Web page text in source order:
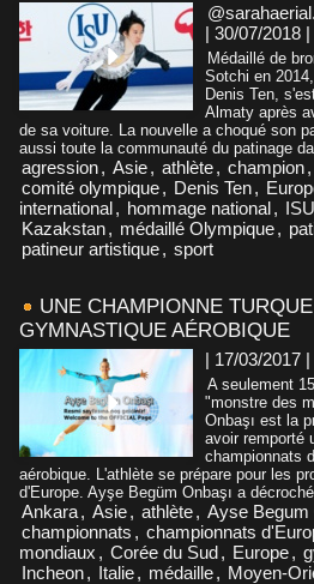
| 30/07/2018 |
Médaillé de
Sotchi en
Denis Ten,
Almaty après
de sa voiture. La nouvelle a choqué son
aussi toute la communauté du patinage
agression, Asie, athlète, champion,
comité olympique, Denis Ten,
international, hommage national, ISU
Kazakstan, médaillé Olympique,
patineur artistique, sport
UNE CHAMPIONNE
GYMNASTIQUE AÉROBIQUE
| 17/03/2017 |
A seulement
"monstre des
Onbaşı est la
avoir remporté
championnats
aérobique. L'athlète se prépare pour les
d'Europe. Ayşe Begüm Onbaşı a décroché
Ankara, Asie, athlète, Ayse Begum
championnats , championnats
mondiaux , Corée du Sud, Europe,
Incheon, Italie, médaille, Moyen-